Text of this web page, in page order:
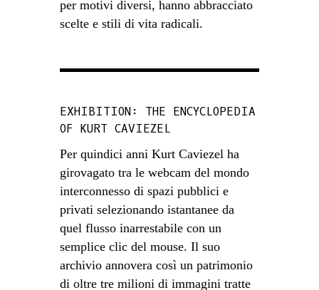
per motivi diversi, hanno abbracciato
scelte e stili di vita radicali.
EXHIBITION: THE ENCYCLOPEDIA
OF KURT CAVIEZEL
Per quindici anni Kurt Caviezel ha
girovagato tra le webcam del mondo
interconnesso di spazi pubblici e
privati selezionando istantanee da
quel flusso inarrestabile con un
semplice clic del mouse. Il suo
archivio annovera così un patrimonio
di oltre tre milioni di immagini tratte